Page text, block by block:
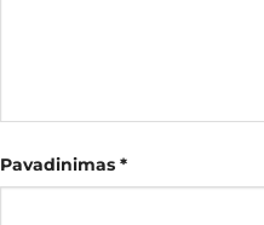
Pavadinimas *